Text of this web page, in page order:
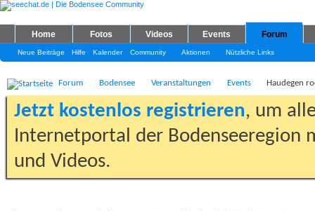
Home Fotos Videos Events Forum
Neue Beiträge Hilfe Kalender Community Aktionen Nützliche Links
Forum Bodensee Veranstaltungen Events Haudegen
Jetzt kostenlos registrieren, um
Internetportal der Bodenseeregion
und Videos.